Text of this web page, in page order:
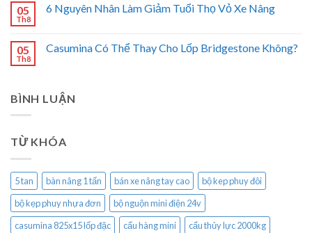
05
Th8
6 Nguyên Nhân Làm Giảm Tuổi Thọ Vỏ Xe Nâng
05
Th8
Casumina Có Thể Thay Cho Lốp Bridgestone Không?
BÌNH LUẬN
TỪ KHÓA
5 tan bàn nâng 1 tấn bán xe nâng tay cao
bộ kep phuy đôi
bộ kẹp phuy nhựa đơn
bộ nguộn mini điện 24v
casumina 825x15 lốp đặc
cẩu hàng mini
cẩu thủy lực 2000kg